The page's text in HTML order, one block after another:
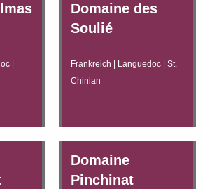
|
Domaine des
Soulié
Frankreich | Languedoc | St.
Chinian
Domaine
Pinchinat